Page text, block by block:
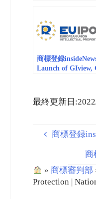
System Across
Intellectual
商標登録
Launch of GIview,
最終更新日
商標登録
商
»商標審判部
Protection |